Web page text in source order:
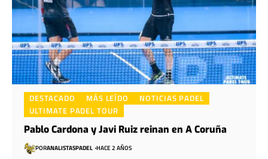
DESTACADO MÁS LEÍDO
NOTICIAS PADEL
ULTIMATE PADEL TOUR
Pablo Cardona y Javi Ruiz reinan en A Coruña
PORANALISTASPADEL HACE 2 AÑOS